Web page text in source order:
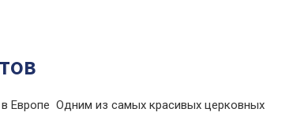
Европе Одним из самых красивых церковных